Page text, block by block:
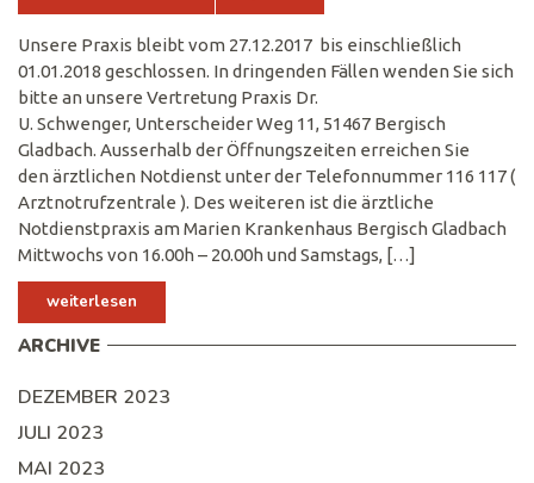
Unsere Praxis bleibt vom 27.12.2017 bis einschließlich
01.01.2018 geschlossen. In dringenden Fällen wenden Sie sich
bitte an unsere Vertretung Praxis Dr.
U. Schwenger, Unterscheider Weg 11, 51467 Bergisch
Gladbach. Ausserhalb der Öffnungszeiten erreichen Sie
den ärztlichen Notdienst unter der Telefonnummer 116 117 (
Arztnotrufzentrale ). Des weiteren ist die ärztliche
Notdienstpraxis am Marien Krankenhaus Bergisch Gladbach
Mittwochs von 16.00h – 20.00h und Samstags, […]
weiterlesen
ARCHIVE
DEZEMBER 2023
JULI 2023
MAI 2023